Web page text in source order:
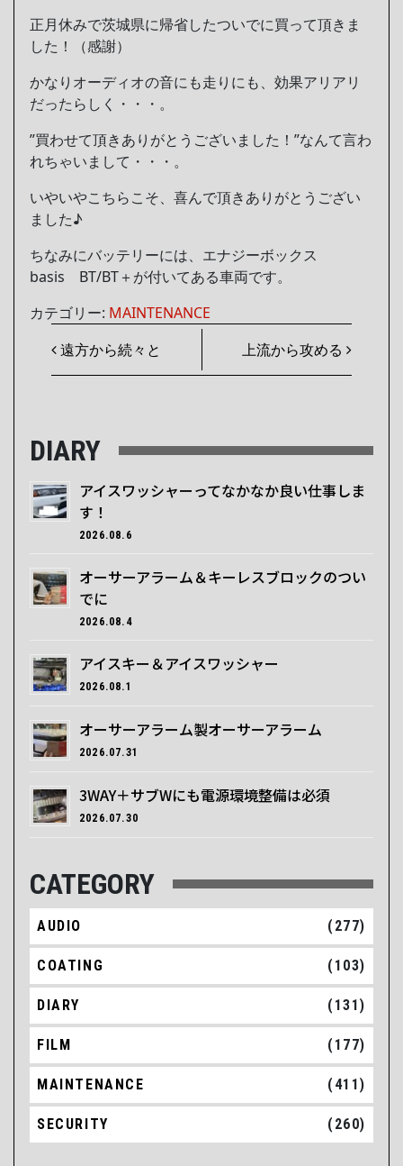
正月休みで茨城県に帰省したついでに買って頂きま
した！（感謝）
かなりオーディオの音にも走りにも、効果アリアリ
だったらしく・・・。
”買わせて頂きありがとうございました！”なんて言わ
れちゃいまして・・・。
いやいやこちらこそ、喜んで頂きありがとうござい
ました♪
ちなみにバッテリーには、エナジーボックス
basis BT/BT＋が付いてある車両です。
カテゴリー: MAINTENANCE
投稿ナビゲーション
遠方から続々と 上流から攻める
DIARY
アイスワッシャーってなかなか良い仕事しま
す！
2026.08.6
オーサーアラーム＆キーレスブロックのつい
でに
2026.08.4
アイスキー＆アイスワッシャー
2026.08.1
オーサーアラーム製オーサーアラーム
2026.07.31
3WAY＋サブWにも電源環境整備は必須
2026.07.30
CATEGORY
AUDIO (277)
COATING (103)
DIARY (131)
FILM (177)
MAINTENANCE (411)
SECURITY (260)